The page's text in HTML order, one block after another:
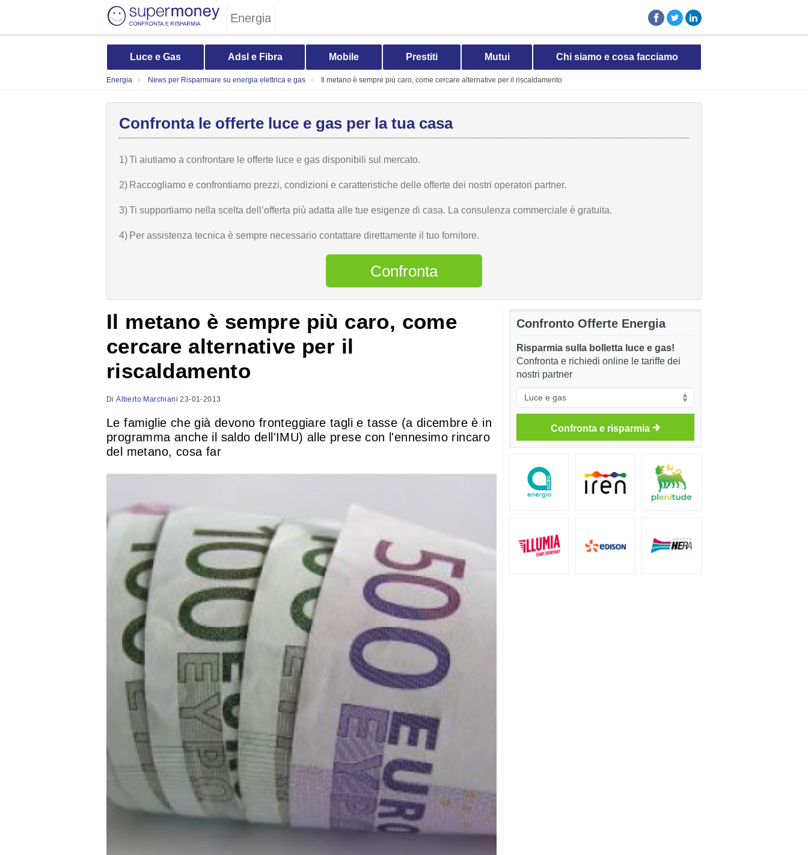
Energia
Luce e Gas Adsl e Fibra Mobile Prestiti Mutui Chi siamo e cosa facciamo
Energia News per Risparmiare su energia elettrica e gas Il metano è sempre più caro, come cercare alternative per il riscaldamento
Confronta le offerte luce e gas per la tua casa
1)Ti aiutiamo a confrontare le offerte luce e gas disponibili sul mercato.
2) Raccogliamo e confrontiamo prezzi, condizioni e caratteristiche delle offerte dei nostri operatori partner.
3)Ti supportiamo nella scelta dell’offerta più adatta alle tue esigenze di casa. La consulenza commerciale è gratuita.
4) Per assistenza tecnica è sempre necessario contattare direttamente il tuo fornitore.
Confronta
Il metano è sempre più caro, come
cercare alternative per il
riscaldamento
DiAlberto Marchiani 23-01-2013
Le famiglie che già devono fronteggiare tagli e tasse (a dicembre è in
programma anche il saldo dell'IMU) alle prese con l'ennesimo rincaro
del metano, cosa far
Confronto Offerte Energia
Risparmia sulla bolletta luce e gas!
Confronta e richiedi online le tariffe dei
nostri partner
Confronta e risparmia